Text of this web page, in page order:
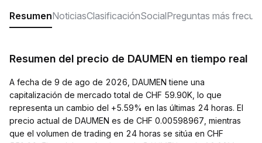
ResumenNoticiasClasificaciónSocialPreguntas más
Resumen del precio de DAUMEN en tiempo real
A fecha de 9 de ago de 2026, DAUMEN tiene una
capitalización de mercado total de CHF 59.90K, lo que
representa un cambio del +5.59% en las últimas 24 horas. El
precio actual de DAUMEN es de CHF 0.00598967, mientras
que el volumen de trading en 24 horas se sitúa en CHF